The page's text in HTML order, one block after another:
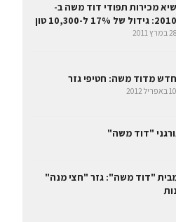
שיא מכירות תפודי דוד משה ב-
2010: גידול של 17% ל-10,300 טון
28 במרץ 2011
חדש מדוד משה: חטיפי גזר
10 באפריל 2012
"דוד משה"
"דוד משה": גזר "חצי מנה"